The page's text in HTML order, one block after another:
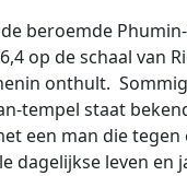
beroemde
op de schaal van
onthult.
tempel staat
een man die
dagelijkse leven en